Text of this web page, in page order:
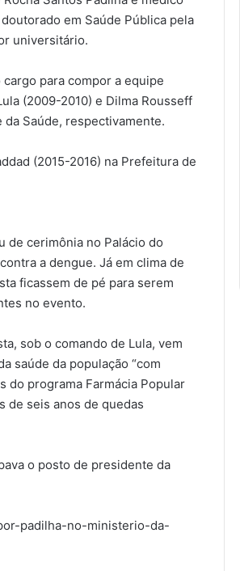
em Saúde Pública pela
universitário.
para compor a equipe
(2009-2010) e Dilma Rousseff
da Saúde, respectivamente.
(2015-2016) na Prefeitura de
de cerimônia no Palácio do
a dengue. Já em clima de
ficassem de pé para serem
no evento.
sob o comando de Lula, vem
saúde da população “com
do programa Farmácia Popular
de seis anos de quedas
o posto de presidente da
padilha-no-ministerio-da-